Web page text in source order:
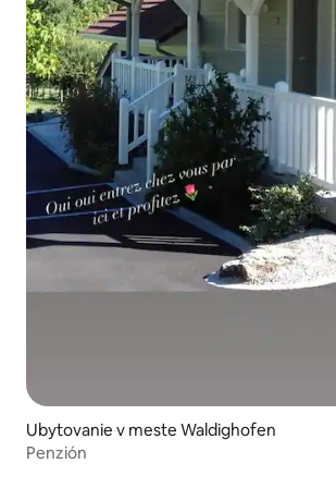
Ubytovanie v meste Waldighofen
Penzión